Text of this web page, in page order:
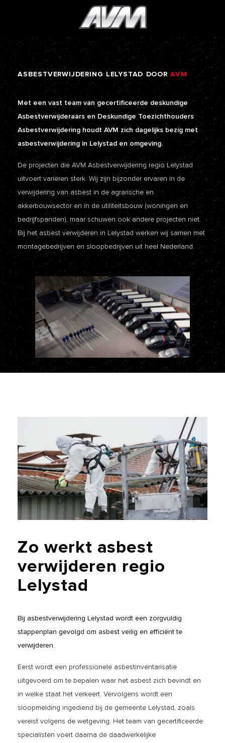
ASBESTVERWIJDERING LELYSTAD DOOR AVM
Met een vast team van gecertificeerde deskundige
Asbestverwijderaars en Deskundige Toezichthouders
Asbestverwijdering houdt AVM zich dagelijks bezig met
asbestverwijdering in Lelystad en omgeving.
De projecten die AVM Asbestverwijdering regio Lelystad
uitvoert variëren sterk. Wij zijn bijzonder ervaren in de
verwijdering van asbest in de agrarische en
akkerbouwsector en in de utiliteitsbouw (woningen en
bedrijfspanden), maar schuwen ook andere projecten niet.
Bij het asbest verwijderen in Lelystad werken wij samen met
montagebedrijven en sloopbedrijven uit heel Nederland.
Zo werkt asbest
verwijderen regio
Lelystad
Bij asbestverwijdering Lelystad wordt een zorgvuldig
stappenplan gevolgd om asbest veilig en efficiënt te
verwijderen.
Eerst wordt een professionele asbestinventarisatie
uitgevoerd om te bepalen waar het asbest zich bevindt en
in welke staat het verkeert. Vervolgens wordt een
sloopmelding ingediend bij de gemeente Lelystad, zoals
vereist volgens de wetgeving. Het team van gecertificeerde
specialisten voert daarna de daadwerkelijke